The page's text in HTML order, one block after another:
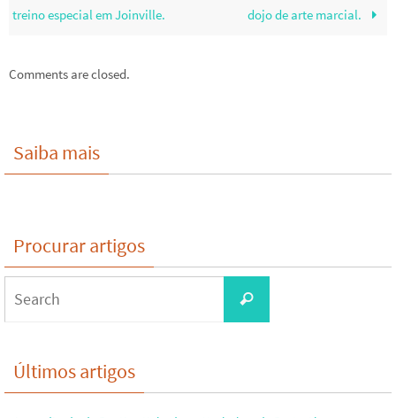
treino especial em Joinville.
dojo de arte marcial.
Comments are closed.
Saiba mais
Procurar artigos
Search
Últimos artigos